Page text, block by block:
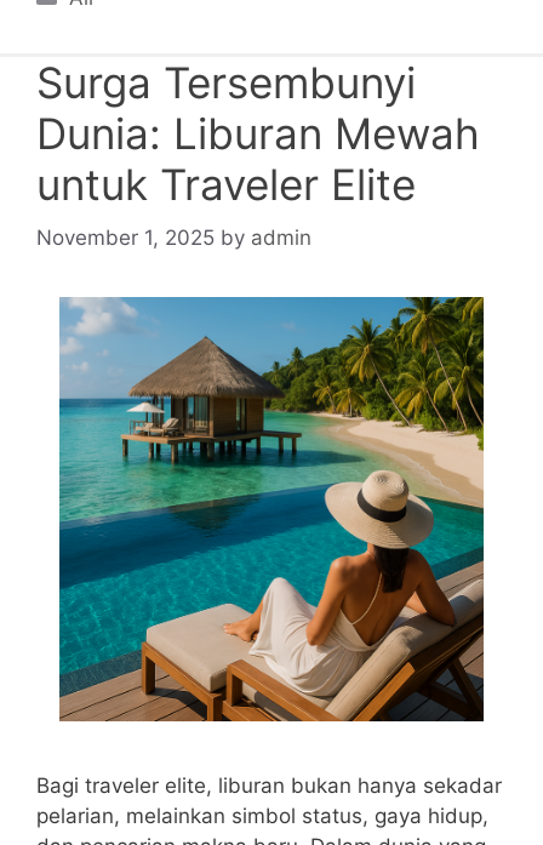
Surga Tersembunyi
Dunia: Liburan Mewah
untuk Traveler Elite
November 1, 2025 by admin
Bagi traveler elite, liburan bukan hanya sekadar
pelarian, melainkan simbol status, gaya hidup,